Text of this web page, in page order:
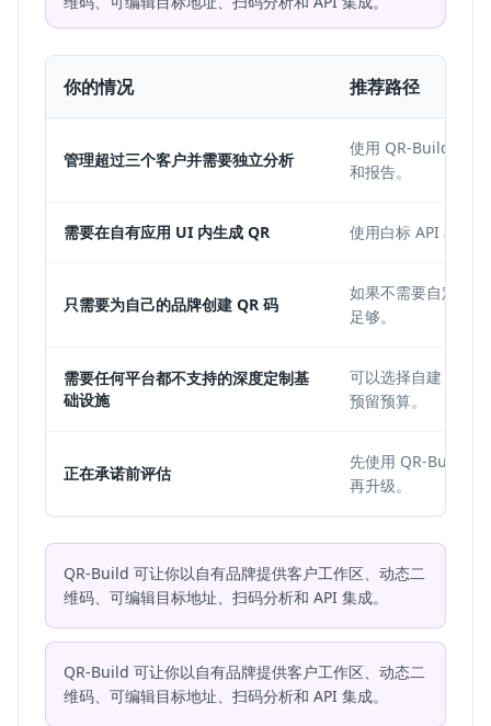
你的情况 推荐路径
管理超过三个客户并需要独立分析
使用 QR-Build 的白
和报告。
需要在自有应用 UI 内生成 QR 使用白标 API 模式
只需要为自己的品牌创建 QR 码
如果不需要自定义
足够。
需要任何平台都不支持的深度定制基
础设施
可以选择自建，但
预留预算。
正在承诺前评估
先使用 QR-Build 免
再升级。
QR-Build 可让你以自有品牌提供客户工作区、动态二
维码、可编辑目标地址、扫码分析和 API 集成。
QR-Build 可让你以自有品牌提供客户工作区、动态二
维码、可编辑目标地址、扫码分析和 API 集成。